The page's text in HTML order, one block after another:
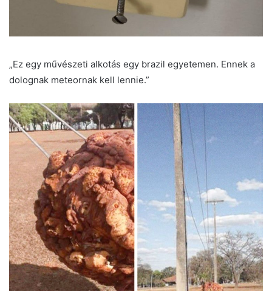
„Ez egy művészeti alkotás egy brazil egyetemen. Ennek a
dolognak meteornak kell lennie.”